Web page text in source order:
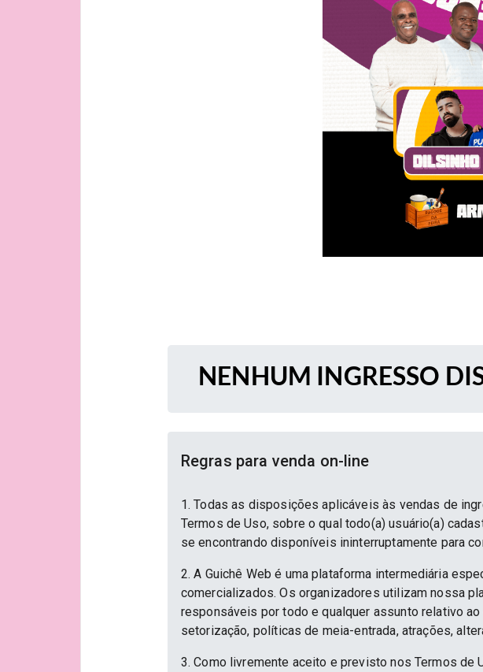
NENHUM INGRESSO
Regras para venda on-line
1. Todas as disposições aplicáveis às vendas de
Termos de Uso, sobre o qual todo(a) usuário(a)
se encontrando disponíveis ininterruptamente para
2. A Guichê Web é uma plataforma intermediária
comercializados. Os organizadores utilizam nossa
responsáveis por todo e qualquer assunto relativo
setorização, políticas de meia-entrada, atrações,
3. Como livremente aceito e previsto nos Termos de